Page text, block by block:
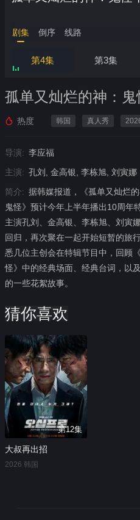
剧集 倒序 线路
第4集 第3集
孤单又灿烂的神：
热度 韩国 真人秀
导演: 李应福
主演: 孔刘, 金高银, 李栋旭, 刘寅娜
简介: 据韩媒报道，《孤单又灿烂的
鬼怪》预计今年上半年播出10周年特
主演孔刘、金高银、李栋旭、刘寅
回归，再次聚在一起开始短暂的旅
悉几位主创会在特辑节目中，回顾
怪》中的经典场面、经典台词，以
的一些花絮故事。
猜你喜欢
第12集
大叔再出招
2026 韩国